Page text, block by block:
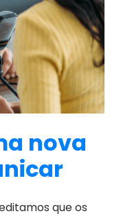
nova
que os